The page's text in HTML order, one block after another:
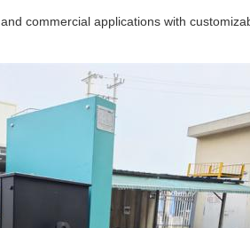
commercial applications with